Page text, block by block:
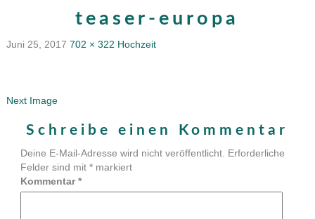
teaser-europa
Juni 25, 2017 702 × 322 Hochzeit
Next Image
Schreibe einen Kommentar
Deine E-Mail-Adresse wird nicht veröffentlicht. Erforderliche
Felder sind mit *markiert
Kommentar*